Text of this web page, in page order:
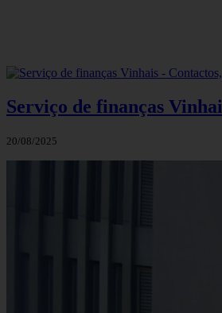
Serviço de finanças
20/08/2025